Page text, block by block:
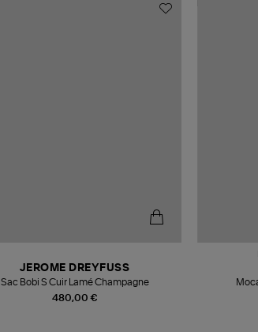
480,00 €
JEROME DREYFUSS
Sac Bobi S Cuir Lamé Champagne